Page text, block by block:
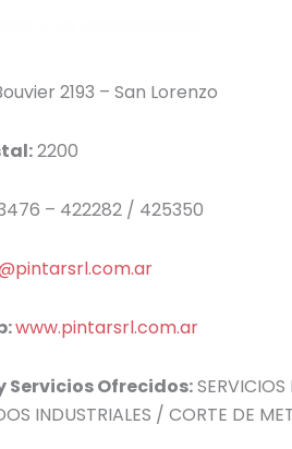
2193 – San Lorenzo
2200
– 422282 / 425350
www.pintarsrl.com.ar
Servicios Ofrecidos:
INDUSTRIALES / CORTE DE